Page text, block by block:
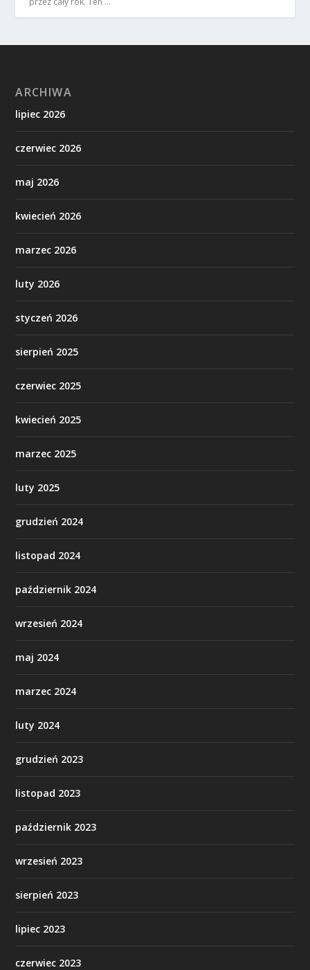
ARCHIWA
lipiec 2026
czerwiec 2026
maj 2026
kwiecień 2026
marzec 2026
luty 2026
styczeń 2026
sierpień 2025
czerwiec 2025
kwiecień 2025
marzec 2025
luty 2025
grudzień 2024
listopad 2024
październik 2024
wrzesień 2024
maj 2024
marzec 2024
luty 2024
grudzień 2023
listopad 2023
październik 2023
wrzesień 2023
sierpień 2023
lipiec 2023
czerwiec 2023